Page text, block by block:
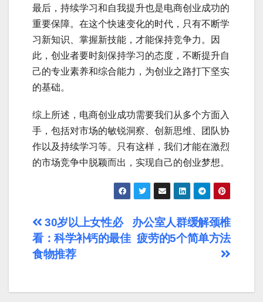
最后，持续学习和自我提升也是电商创业成功的
重要保障。在这个快速变化的时代，只有不断学
习新知识、掌握新技能，才能保持竞争力。因
此，创业者要时刻保持学习的态度，不断提升自
己的专业素养和综合能力，为创业之路打下坚实
的基础。
综上所述，电商创业成功需要我们从多个方面入
手，包括对市场的敏锐洞察、创新思维、团队协
作以及持续学习等。只有这样，我们才能在激烈
的市场竞争中脱颖而出，实现自己的创业梦想。
文
章
办公室人群缓解颈椎
疲劳的5个简单方法
30岁以上女性必
看：科学补钙的最佳
食物推荐